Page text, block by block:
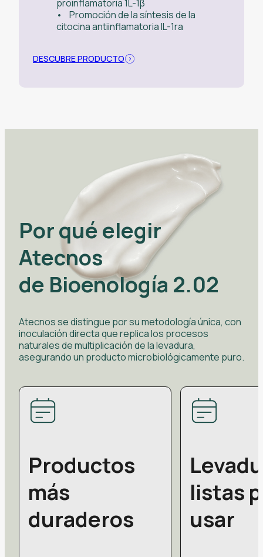
proinflamatoria 1L-1β
• Promoción de la síntesis de la
citocina antiinflamatoria IL-1ra
DESCUBRE PRODUCTO
Por qué elegir
Atecnos
de Bioenología 2.02
Atecnos se distingue por su metodología única, con
inoculación directa que replica los procesos
naturales de multiplicación de la levadura,
asegurando un producto microbiológicamente puro.
Productos
más
duraderos
listas
usar